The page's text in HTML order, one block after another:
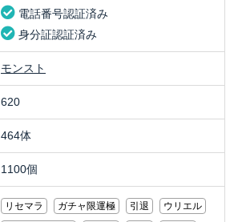
電話番号認証済み
身分証認証済み
モンスト
620
464体
1100個
リセマラ ガチャ限運極 引退
ウリエル